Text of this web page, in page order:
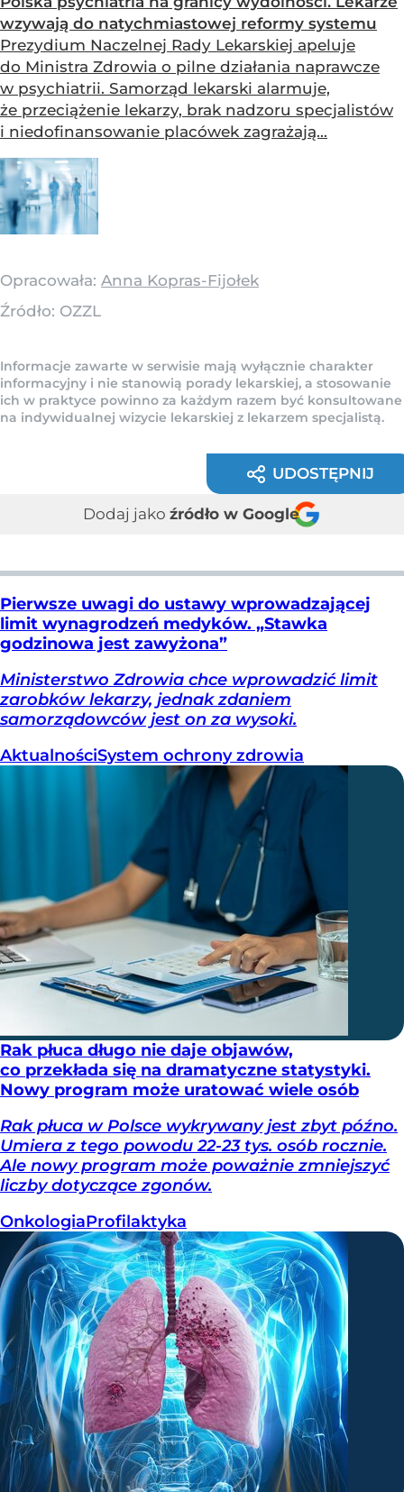
wzywają do natychmiastowej reformy systemu
Prezydium Naczelnej Rady Lekarskiej apeluje
do Ministra Zdrowia o pilne działania naprawcze
w psychiatrii. Samorząd lekarski alarmuje,
że przeciążenie lekarzy, brak nadzoru specjalistów
i niedofinansowanie placówek zagrażają...
Opracowała: Anna Kopras-Fijołek
Źródło: OZZL
Informacje zawarte w serwisie mają wyłącznie charakter
informacyjny i nie stanowią porady lekarskiej, a stosowanie
ich w praktyce powinno za każdym razem być konsultowane
na indywidualnej wizycie lekarskiej z lekarzem specjalistą.
UDOSTĘPNIJ
Dodaj jako źródło w Google
Pierwsze uwagi do ustawy wprowadzającej
limit wynagrodzeń medyków. „Stawka
godzinowa jest zawyżona”
Ministerstwo Zdrowia chce wprowadzić limit
zarobków lekarzy, jednak zdaniem
samorządowców jest on za wysoki.
AktualnościSystem ochrony zdrowia
Rak płuca długo nie daje objawów,
co przekłada się na dramatyczne statystyki.
Nowy program może uratować wiele osób
Rak płuca w Polsce wykrywany jest zbyt późno.
Umiera z tego powodu 22-23 tys. osób rocznie.
Ale nowy program może poważnie zmniejszyć
liczby dotyczące zgonów.
OnkologiaProfilaktyka